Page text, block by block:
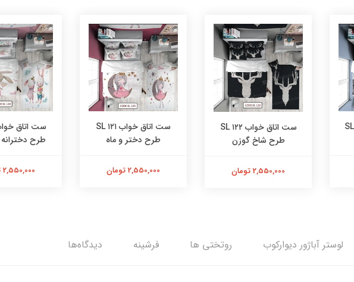
ست اتاق خواب ۱۲۳ SL
ست اتاق خواب ۱۲۲ SL
طرح شاخ گوزن
2,550,000 تومان
ست اتاق خواب ۱۲۱ SL
طرح دختر و ماه
2,550,000 تومان
طرح
2,550,000 تومان
لوستر آباژور دیوارکوب روتختی ها فرشینه دیدگاه‌ها